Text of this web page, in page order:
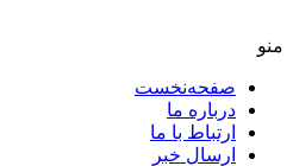
صفحه‌نخست
درباره ما
ارتباط با ما
ارسال خبر